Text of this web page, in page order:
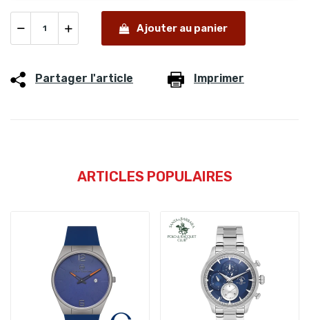
Ajouter au panier
Partager l'article Imprimer
ARTICLES POPULAIRES